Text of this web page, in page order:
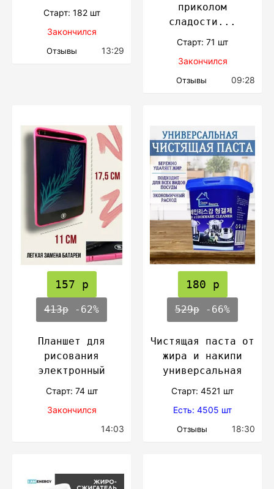
Cтарт: 182 шт
Закончился
Отзывы 13:29
приколом
сладости...
Cтарт: 71 шт
Закончился
Отзывы 09:28
157 р
413р -62%
Планшет для
рисования
электронный
Cтарт: 74 шт
Закончился
14:03
180 р
529р -66%
Чистящая паста от
жира и накипи
универсальная
Cтарт: 4521 шт
Есть: 4505 шт
Отзывы 18:30